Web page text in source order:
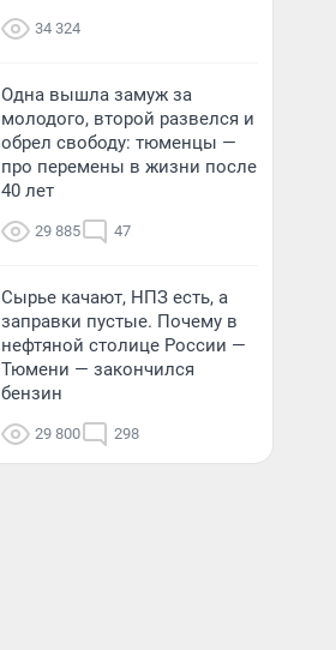
34 324
Одна вышла замуж за
молодого, второй развелся и
обрел свободу: тюменцы —
про перемены в жизни после
40 лет
29 885 47
Сырье качают, НПЗ есть, а
заправки пустые. Почему в
нефтяной столице России —
Тюмени — закончился
бензин
29 800 298